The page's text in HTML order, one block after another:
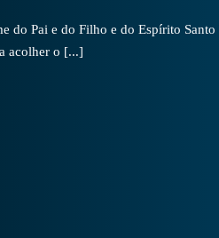
Pai e do Filho e do Espírito
acolher o [...]